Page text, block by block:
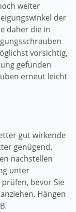
weiter
der
daher die in
vorsichtig,
gefunden
erneut leicht
gut wirkende
genügend.
nachstellen
unter
bevor Sie
Hängen